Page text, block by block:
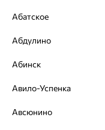
Абатское
Абдулино
Абинск
Авило-Успенка
Авсюнино